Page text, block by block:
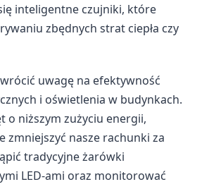
inteligentne czujniki, które
zbędnych strat ciepła czy
uwagę na efektywność
i oświetlenia w budynkach.
o niższym zużyciu energii,
zmniejszyć nasze rachunki za
tradycyjne żarówki
LED-ami oraz monitorować